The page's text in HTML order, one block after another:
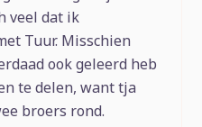
veel dat ik
Tuur. Misschien
ook geleerd heb
te delen, want tja
broers rond.